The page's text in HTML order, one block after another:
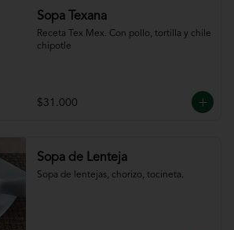
Sopa Texana
Receta Tex Mex. Con pollo, tortilla y chile
chipotle
$31.000
Sopa de Lenteja
Sopa de lentejas, chorizo, tocineta.